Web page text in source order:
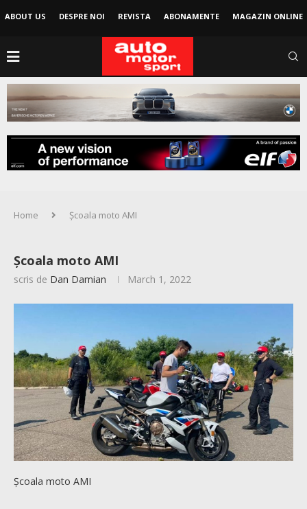
ABOUT US DESPRE NOI REVISTA ABONAMENTE MAGAZIN ONLINE
Home Școala moto AMI
Școala moto AMI
scris de Dan Damian March 1, 2022
Școala moto AMI